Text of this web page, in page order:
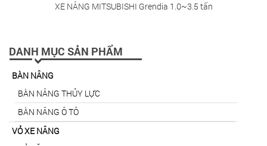
XE NÂNG MITSUBISHI Grendia 1.0~3.5 tấn
DANH MỤC SẢN PHẨM
BÀN NÂNG
BÀN NÂNG THỦY LỰC
BÀN NÂNG Ô TÔ
VỎ XE NÂNG